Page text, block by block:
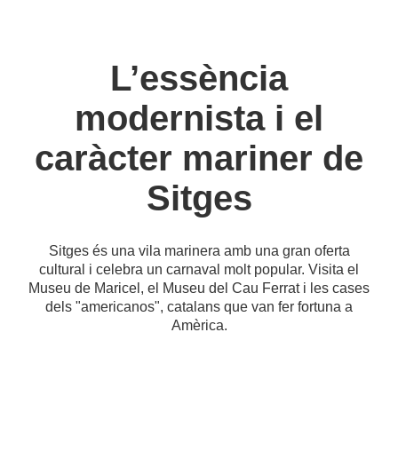
L’essència
modernista i el
caràcter mariner de
Sitges
Sitges és una vila marinera amb una gran oferta
cultural i celebra un carnaval molt popular. Visita el
Museu de Maricel, el Museu del Cau Ferrat i les cases
dels "americanos", catalans que van fer fortuna a
Amèrica.